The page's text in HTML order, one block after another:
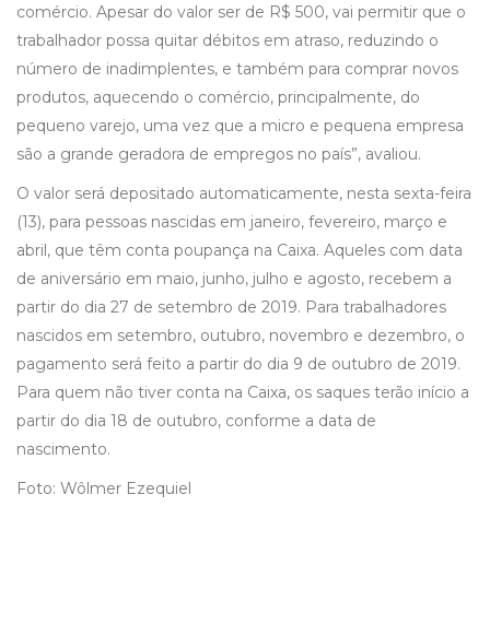
comércio. Apesar do valor ser de R$ 500, vai permitir que o
trabalhador possa quitar débitos em atraso, reduzindo o
número de inadimplentes, e também para comprar novos
produtos, aquecendo o comércio, principalmente, do
pequeno varejo, uma vez que a micro e pequena empresa
são a grande geradora de empregos no país”, avaliou.
O valor será depositado automaticamente, nesta sexta-feira
(13), para pessoas nascidas em janeiro, fevereiro, março e
abril, que têm conta poupança na Caixa. Aqueles com data
de aniversário em maio, junho, julho e agosto, recebem a
partir do dia 27 de setembro de 2019. Para trabalhadores
nascidos em setembro, outubro, novembro e dezembro, o
pagamento será feito a partir do dia 9 de outubro de 2019.
Para quem não tiver conta na Caixa, os saques terão início a
partir do dia 18 de outubro, conforme a data de
nascimento.
Foto: Wôlmer Ezequiel